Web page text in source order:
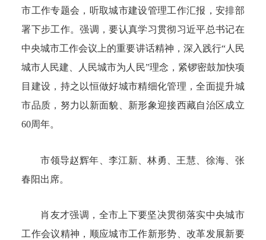
市工作专题会，听取城市建设管理工作汇报，安排部
署下步工作。强调，要认真学习贯彻习近平总书记在
中央城市工作会议上的重要讲话精神，深入践行“人民
城市人民建、人民城市为人民”理念，紧锣密鼓加快项
目建设，持之以恒做好城市精细化管理，全面提升城
市品质，努力以新面貌、新形象迎接西藏自治区成立
60周年。
市领导赵辉年、李江新、林勇、王慧、徐海、张
春阳出席。
肖友才强调，全市上下要坚决贯彻落实中央城市
工作会议精神，顺应城市工作新形势、改革发展新要